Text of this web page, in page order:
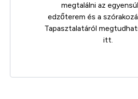
megtalálni az
edzőterem és a
Tapasztalatáról
itt